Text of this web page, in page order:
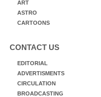
ART
ASTRO
CARTOONS
CONTACT US
EDITORIAL
ADVERTISMENTS
CIRCULATION
BROADCASTING